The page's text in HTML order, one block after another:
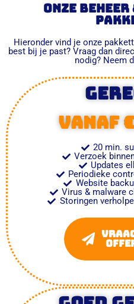
Onze
Hieronder vind je onze
best bij je past? Vraag dan
nodig? Neem
vanaf
20 min.
Verzoek
Updates
Periodieke
Website
Virus & malware
Storingen